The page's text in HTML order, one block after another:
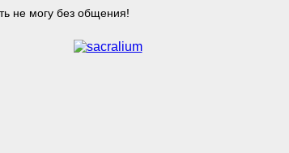
не могу без общения!